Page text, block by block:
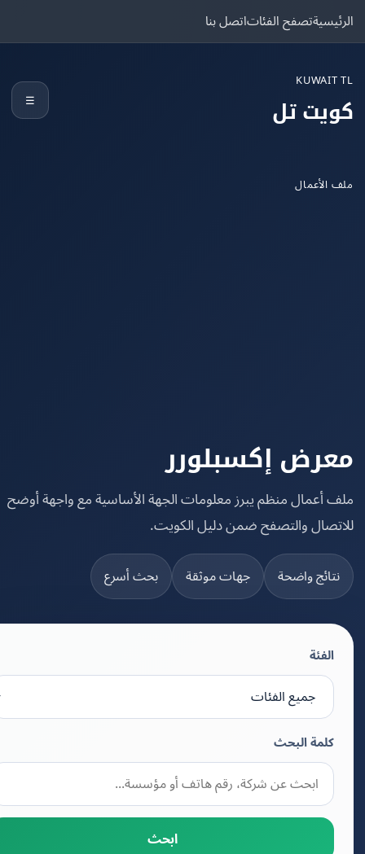
تصفح الفئاتاتصل بنا
تل
إكسبلورر
منظم يبرز معلومات الجهة الأساسية مع واجهة أوضح
والتصفح ضمن دليل الكويت.
واضحة جهات موثقة بحث أسرع
كلمة البحث
ابحث